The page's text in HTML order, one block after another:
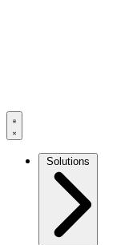
Solutions